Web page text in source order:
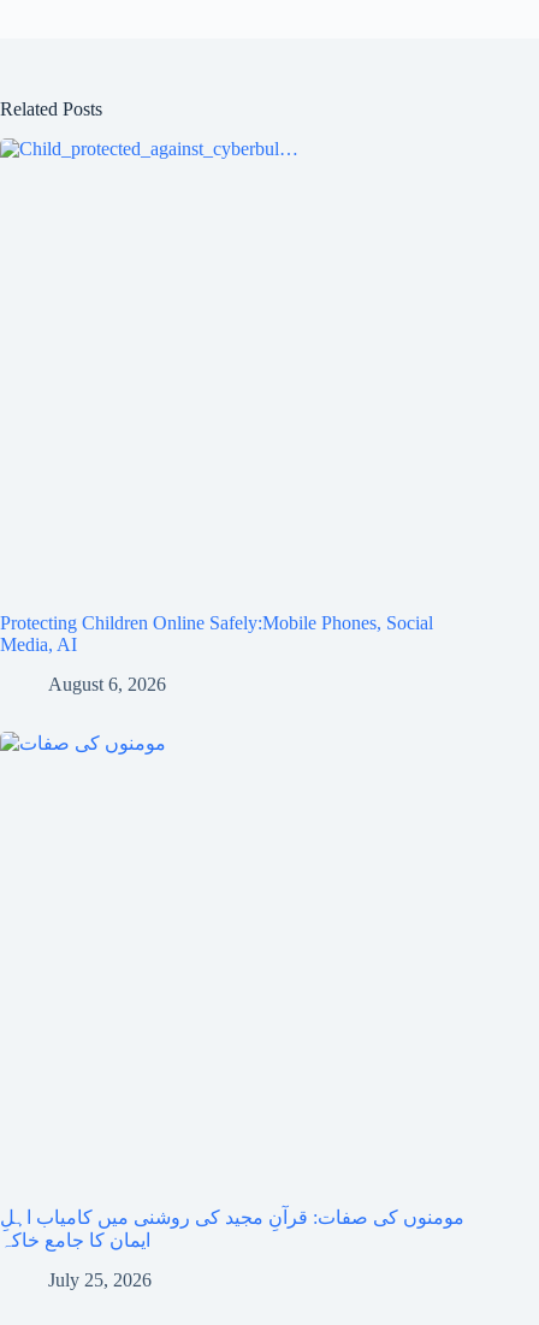
Related Posts
Protecting Children Online Safely:Mobile Phones, Social
Media, AI
August 6, 2026
مومنوں کی صفات: قرآنِ مجید کی روشنی میں کامیاب اہلِ
ایمان کا جامع خاکہ
July 25, 2026